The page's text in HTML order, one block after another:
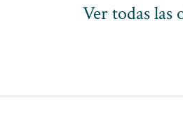
Ver todas las